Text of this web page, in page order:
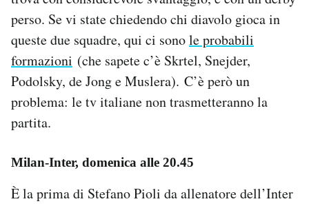
perso. Se vi state chiedendo chi diavolo gioca in
queste due squadre, qui ci sonole probabili
formazioni (che sapete c’è Skrtel, Snejder,
Podolsky, de Jong e Muslera). C’è però un
problema: le tv italiane non trasmetteranno la
partita.
Milan-Inter, domenica alle 20.45
È la prima di Stefano Pioli da allenatore dell’Inter